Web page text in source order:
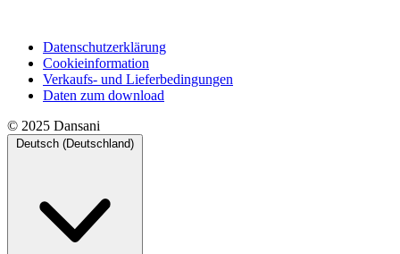
Datenschutzerklärung
Cookieinformation
Verkaufs- und Lieferbedingungen
Daten zum download
© 2025 Dansani
Deutsch (Deutschland)